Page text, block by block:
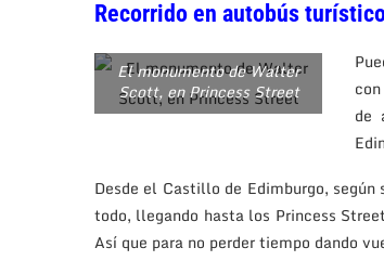
Recorrido en autobús
El monumento de Walter
Scott, en Princess Street
de
Desde el Castillo de Edimburgo,
todo, llegando hasta los Princess
Así que para no perder tiempo dando